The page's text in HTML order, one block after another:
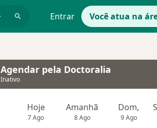
Entrar Você atua na
Agendar pela Doctoralia
Inativo
Hoje
7 Ago
Amanhã
8 Ago
Dom,
9 Ago